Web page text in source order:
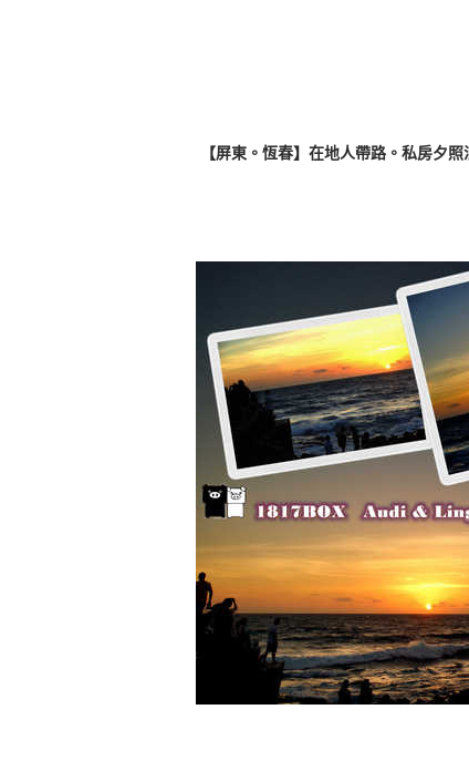
【屏東。恆春】在地人帶路。私房夕